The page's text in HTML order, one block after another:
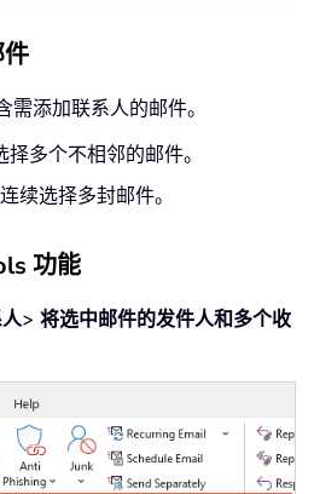
需添加联系人的邮件。
择多个不相邻的邮件。
续选择多封邮件。
功能
> 将选中邮件的发件人和多个收